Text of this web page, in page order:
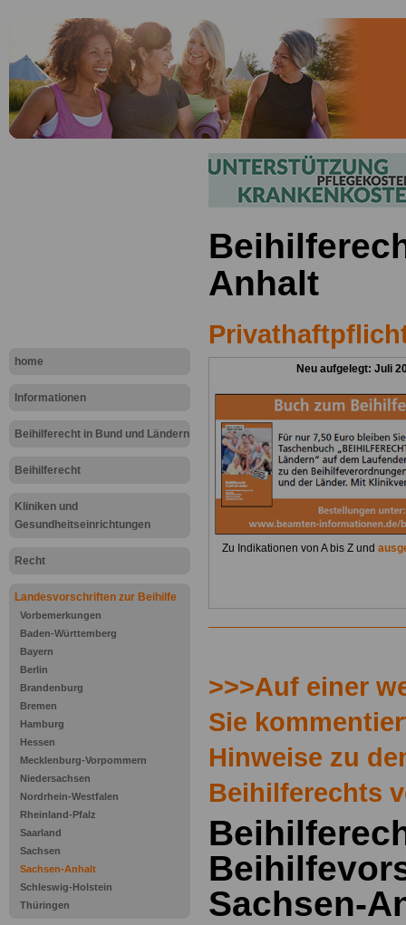
home
Informationen
Beihilferecht in Bund und Ländern
Beihilferecht
Kliniken und
Gesundheitseinrichtungen
Recht
Landesvorschriften zur Beihilfe
Vorbemerkungen
Baden-Württemberg
Bayern
Berlin
Brandenburg
Bremen
Hamburg
Hessen
Mecklenburg-Vorpommern
Niedersachsen
Nordrhein-Westfalen
Rheinland-Pfalz
Saarland
Sachsen
Sachsen-Anhalt
Schleswig-Holstein
Thüringen
Anhalt
Neu aufgelegt: Juli
Zu Indikationen von A bis Z und
>>>Auf einer
Sie
Hinweise zu
Beihilferechts
Sachsen-